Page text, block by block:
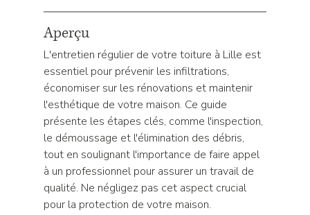
Aperçu
L'entretien régulier de votre toiture à Lille est
essentiel pour prévenir les infiltrations,
économiser sur les rénovations et maintenir
l'esthétique de votre maison. Ce guide
présente les étapes clés, comme l'inspection,
le démoussage et l'élimination des débris,
tout en soulignant l'importance de faire appel
à un professionnel pour assurer un travail de
qualité. Ne négligez pas cet aspect crucial
pour la protection de votre maison.